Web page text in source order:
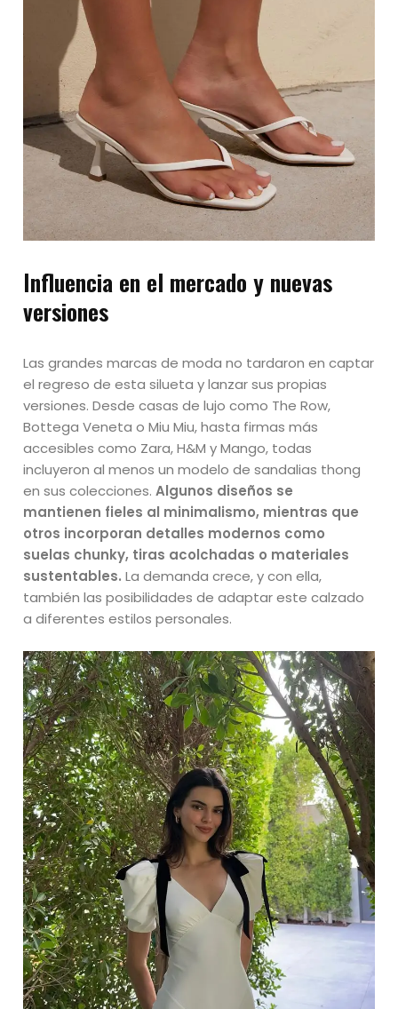
Influencia en el mercado y nuevas
versiones
Las grandes marcas de moda no tardaron en captar
el regreso de esta silueta y lanzar sus propias
versiones. Desde casas de lujo como The Row,
Bottega Veneta o Miu Miu, hasta firmas más
accesibles como Zara, H&M y Mango, todas
incluyeron al menos un modelo de sandalias thong
en sus colecciones.Algunos diseños se
mantienen fieles al minimalismo, mientras que
otros incorporan detalles modernos como
suelas chunky, tiras acolchadas o materiales
sustentables. La demanda crece, y con ella,
también las posibilidades de adaptar este calzado
a diferentes estilos personales.